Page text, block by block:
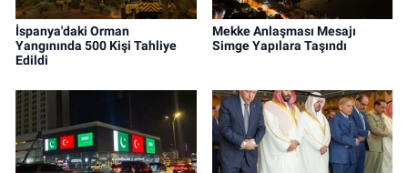
İspanya'daki Orman
Yangınında 500 Kişi Tahliye
Edildi
Mekke Anlaşması Mesajı
Simge Yapılara Taşındı